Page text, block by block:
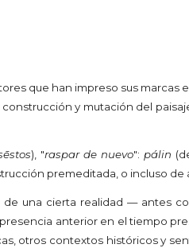
que han impreso sus marcas
y mutación del
), "raspar de nuevo": pálin (
premeditada, o incluso de
una cierta realidad — antes
anterior en el tiempo
otros contextos históricos y